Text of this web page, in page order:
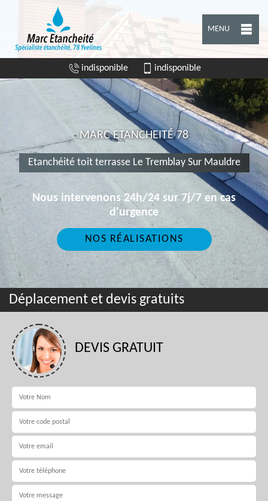
MENU
indisponible indisponible
MARC ETANCHEITÉ 78
Etanchéité toit terrasse Le Tremblay Sur Mauldre
Nous intervenons 24h/24 sur 7j/7 en cas
d'urgence
NOS RÉALISATIONS
Déplacement et devis gratuits
DEVIS GRATUIT